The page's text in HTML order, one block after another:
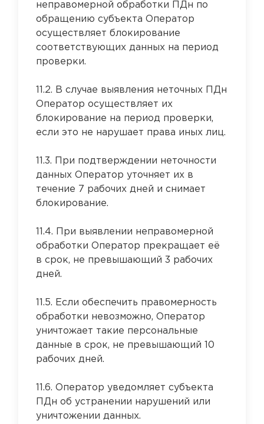
неправомерной обработки ПДн по
обращению субъекта Оператор
осуществляет блокирование
соответствующих данных на период
проверки.
11.2. В случае выявления неточных ПДн
Оператор осуществляет их
блокирование на период проверки,
если это не нарушает права иных лиц.
11.3. При подтверждении неточности
данных Оператор уточняет их в
течение 7 рабочих дней и снимает
блокирование.
11.4. При выявлении неправомерной
обработки Оператор прекращает её
в срок, не превышающий 3 рабочих
дней.
11.5. Если обеспечить правомерность
обработки невозможно, Оператор
уничтожает такие персональные
данные в срок, не превышающий 10
рабочих дней.
11.6. Оператор уведомляет субъекта
ПДн об устранении нарушений или
уничтожении данных.